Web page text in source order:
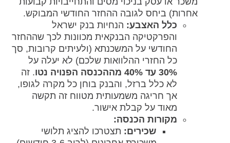
אחרות) ביחס לגובה ההחזר החודשי המבוקש.
כלל האצבע: הנחיות בנק ישראל
והפרקטיקה הבנקאית מכוונות לכך שההחזר
החודשי על המשכנתא (ולעיתים קרובות, סך
כל החזרי ההלוואות שלכם) לא יעלה על
30% עד 40% מההכנסה הפנויה נטו
. זה
לא כלל ברזל, והבנק בוחן כל מקרה לגופו,
אך חריגה משמעותית מטווח זה תקשה
מאוד על קבלת אישור.
מקורות הכנסה:
שכירים: תצטרכו להציג תלושי